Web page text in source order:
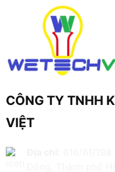
CÔNG TY TNHH
VIỆT